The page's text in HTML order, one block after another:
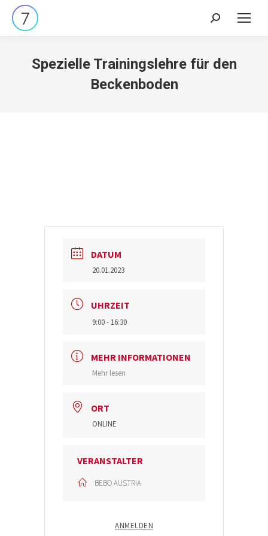
Search:
Spezielle Trainingslehre für den
Beckenboden
DATUM
20.01.2023
UHRZEIT
9:00 - 16:30
MEHR INFORMATIONEN
Mehr lesen
ORT
ONLINE
VERANSTALTER
BEBO AUSTRIA
ANMELDEN